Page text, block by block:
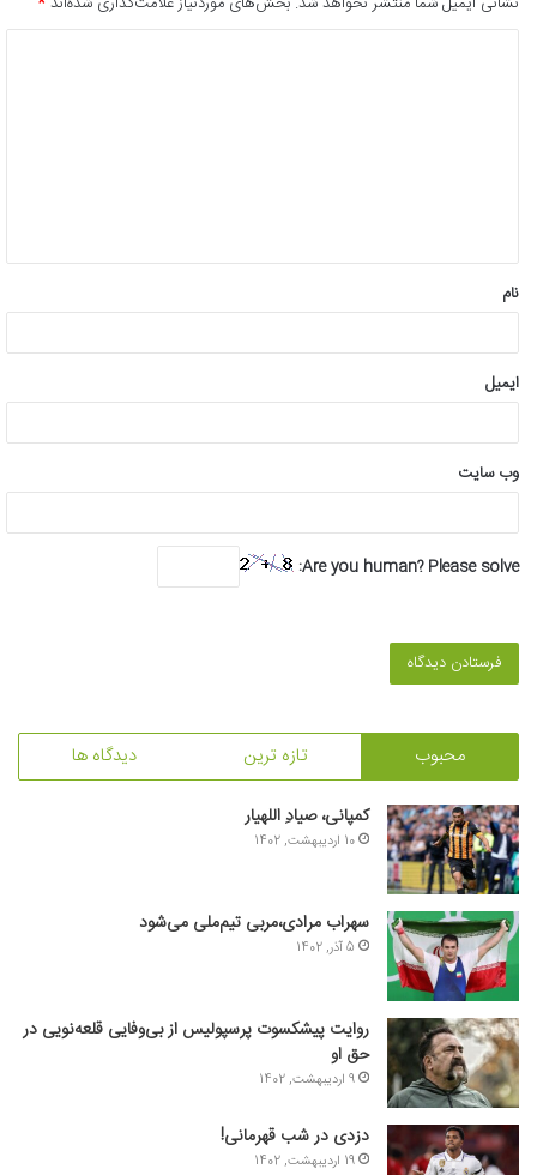
*
نام
ایمیل
وب‌ سایت
Are you human? Please solve:
محبوب تازه ترین دیدگاه ها
کمپانی، صیادِ اللهیار
10 اردیبهشت, 1402
سهراب مرادی،مربی تیم‌ملی می‌شود
5 آذر, 1402
روایت پیشکسوت پرسپولیس از بی‌وفایی قلعه‌نویی در
حق او
9 اردیبهشت, 1402
دزدی در شب قهرمانی!
19 اردیبهشت, 1402